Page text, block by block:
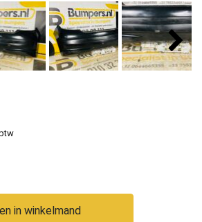
in winkelmand